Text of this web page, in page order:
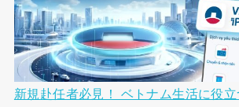
新規赴任者必見！ ベトナム生活に役